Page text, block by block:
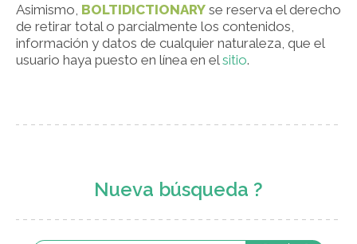
Asimismo, BOLTIDICTIONARY se reserva el derecho
de retirar total o parcialmente los contenidos,
información y datos de cualquier naturaleza, que el
usuario haya puesto en línea en el sitio.
Nueva búsqueda ?